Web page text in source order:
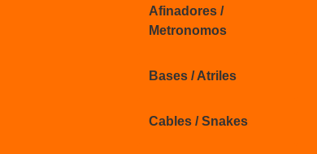
Afinadores /
Metronomos
Bases / Atriles
Cables / Snakes